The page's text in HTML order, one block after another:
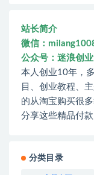
站长简介
微信：
公众号：迷浪创
本人创业10年，
目、创业教程、
的从淘宝购买很
分享这些精品付款
分类目录